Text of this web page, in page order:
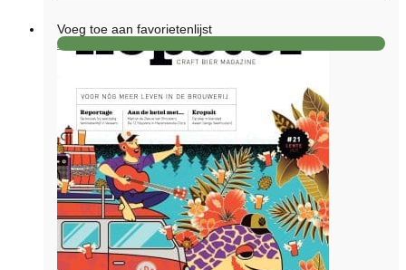
Voeg toe aan favorietenlijst
Aanbieding!